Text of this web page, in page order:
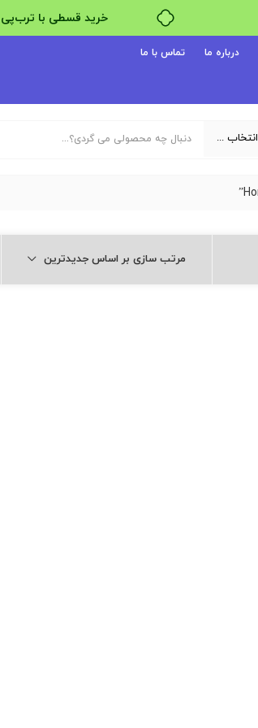
خرید قسطی با ترب‌پی
درباره ما تماس با ما
یک دسته‌بندی انتخاب کنید
مرتب سازی بر اساس جدیدترین